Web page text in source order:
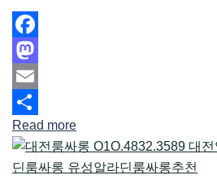
Facebook
Mastodon
Email
Share
Read more